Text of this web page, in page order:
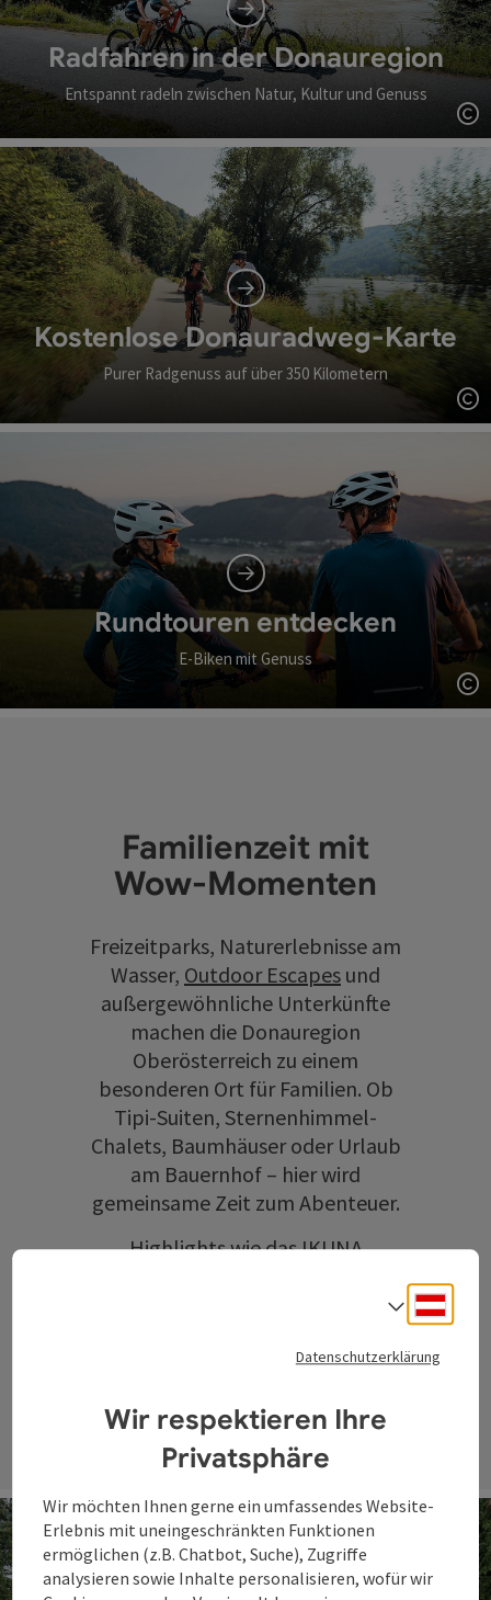
Radfahren in der Donauregion
Entspannt radeln zwischen Natur, Kultur und Genuss
Kostenlose Donauradweg-Karte
Purer Radgenuss auf über 350 Kilometern
Rundtouren entdecken
E-Biken mit Genuss
Familienzeit mit
Wow-Momenten
Freizeitparks, Naturerlebnisse am
Wasser, Outdoor Escapes und
außergewöhnliche Unterkünfte
machen die Donauregion
Oberösterreich zu einem
besonderen Ort für Familien. Ob
Tipi-Suiten, Sternenhimmel-
Chalets, Baumhäuser oder Urlaub
am Bauernhof – hier wird
gemeinsame Zeit zum Abenteuer.
Highlights wie dasIKUNA
Datenschutzerklärung
Wir respektieren Ihre
Privatsphäre
Wir möchten Ihnen gerne ein umfassendes Website-
Erlebnis mit uneingeschränkten Funktionen
ermöglichen (z.B. Chatbot, Suche), Zugriffe
analysieren sowie Inhalte personalisieren, wofür wir